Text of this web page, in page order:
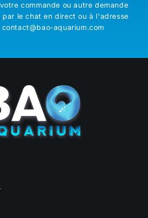
commande ou autre demande
le chat en direct ou à l'adresse
aquarium.com